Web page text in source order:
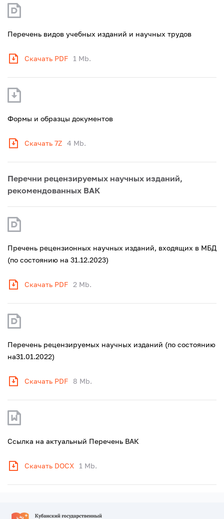
Перечень видов учебных изданий и научных трудов
Скачать PDF 1 Mb.
Формы и образцы документов
Скачать 7Z 4 Mb.
Перечни рецензируемых научных изданий,
рекомендованных ВАК
Пречень рецензионных научных изданий, входящих в МБД
(по состоянию на 31.12.2023)
Скачать PDF 2 Mb.
Перечень рецензируемых научных изданий (по состоянию
на31.01.2022)
Скачать PDF 8 Mb.
Ссылка на актуальный Перечень ВАК
Скачать DOCX 1 Mb.